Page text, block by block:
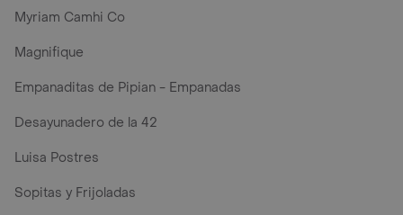
Myriam Camhi Co
Magnifique
Empanaditas de Pipian - Empanadas
Desayunadero de la 42
Luisa Postres
Sopitas y Frijoladas